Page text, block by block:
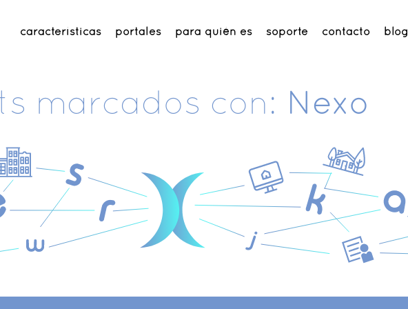
características portales para quién es soporte contacto blog
marcados con: Nexo